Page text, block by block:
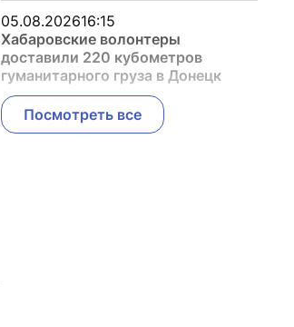
05.08.202616:15
Хабаровские волонтеры
доставили 220 кубометров
гуманитарного груза в Донецк
Посмотреть все